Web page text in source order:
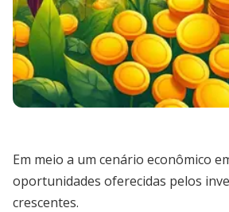
Em meio a um cenário econômico
oportunidades oferecidas pelos
crescentes.